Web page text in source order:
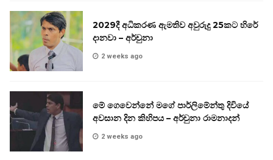
2029දී අධිකරණ ඇමතිව අවුරුදු 25කට හිරේ
දානවා – අර්චුනා
2 weeks ago
මේ ගෙවෙන්නේ මගේ පාර්ලිමේන්තු දිවියේ
අවසාන දින කිහිපය – අර්චුනා රාමනාදන්
2 weeks ago